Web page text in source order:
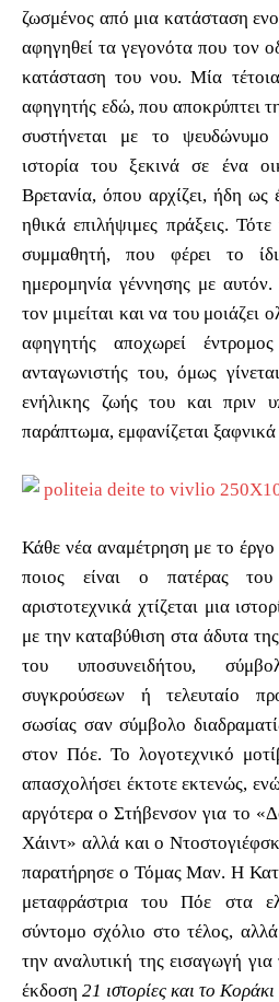
ζωσμένος από μια κατάσταση
αφηγηθεί τα γεγονότα που τον
κατάσταση του νου. Μία
αφηγητής εδώ, που αποκρύπτει
συστήνεται με το
ιστορία του ξεκινά σε ένα
Βρετανία, όπου αρχίζει, ήδη ως
ηθικά επιλήψιμες πράξεις.
συμμαθητή, που φέρει το
ημερομηνία γέννησης με
τον μιμείται και να του μοιάζει
αφηγητής αποχωρεί
ανταγωνιστής του, όμως
ενήλικης ζωής του και πριν
παράπτωμα, εμφανίζεται ξαφνικά
Κάθε νέα αναμέτρηση με το έργο
ποιος είναι ο πατέρας
αριστοτεχνικά χτίζεται μια
με την καταβύθιση στα άδυτα
του υποσυνειδήτου,
συγκρούσεων ή τελευταίο
σωσίας σαν σύμβολο
στον Πόε. Το λογοτεχνικό
απασχολήσει έκτοτε εκτενώς,
αργότερα ο Στήβενσον για το
Χάιντ» αλλά και ο
παρατήρησε ο Τόμας Μαν. Η
μεταφράστρια του Πόε στα
σύντομο σχόλιο στο τέλος,
την αναλυτική της εισαγωγή
έκδοση 21 ιστορίες και το Κοράκι